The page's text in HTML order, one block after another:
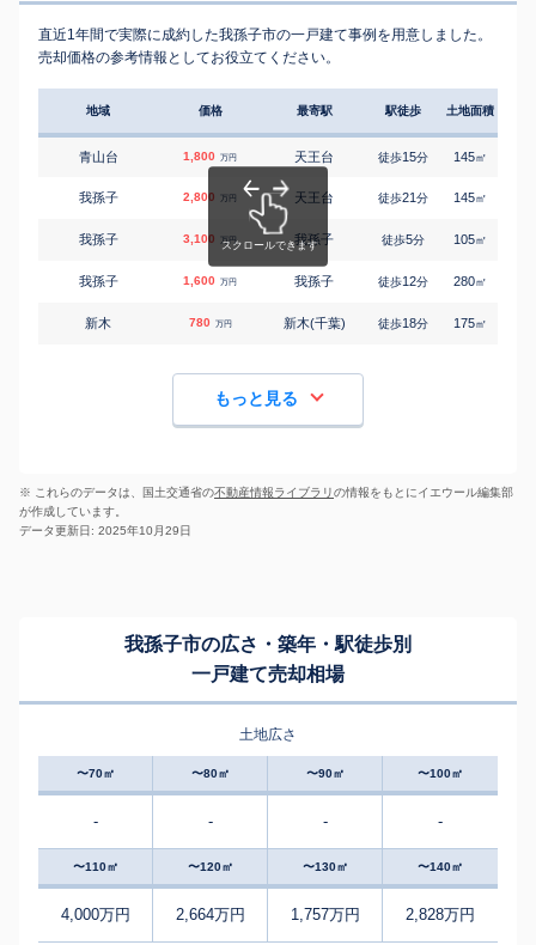
直近1年間で実際に成約した我孫子市の一戸建て事例を用意しました。
売却価格の参考情報としてお役立てください。
地域 価格 最寄駅 駅徒歩 土地面積
青山台 1,800 万円 天王台 徒歩15分 145㎡
我孫子 2,800 万円 天王台 徒歩21分 145㎡
我孫子 3,100 万円 我孫子 徒歩5分 105㎡
我孫子 1,600 万円 我孫子 徒歩12分 280㎡
新木 780 万円 新木(千葉) 徒歩18分 175㎡
もっと見る
※ これらのデータは、国土交通省の不動産情報ライブラリの情報をもとにイエウール編集部
が作成しています。
データ更新日: 2025年10月29日
我孫子市の広さ・築年・駅徒歩別
一戸建て売却相場
土地広さ
〜70㎡ 〜80㎡ 〜90㎡ 〜100㎡
- - - -
〜110㎡ 〜120㎡ 〜130㎡ 〜140㎡
4,000万円 2,664万円 1,757万円 2,828万円